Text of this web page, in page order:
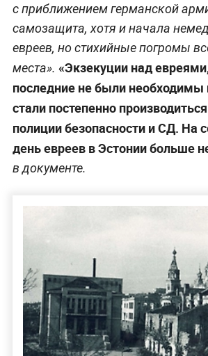
с приближением германской
самозащита, хотя и начала
евреев, но стихийные погромы
места». «Экзекуции над
последние не были необходимы
стали постепенно
полиции безопасности и СД. На
день евреев в Эстонии больше
в документе.